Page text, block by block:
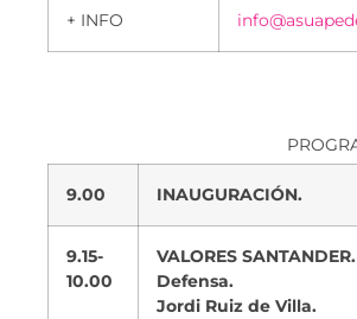
+ INFO
9.00 INAUGURACIÓN.
9.15-
10.00
VALORES
Defensa.
Jordi Ruiz de Villa.